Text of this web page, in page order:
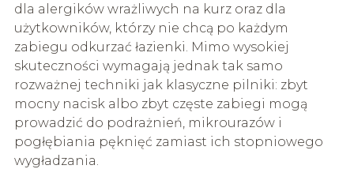
dla alergików wrażliwych na kurz oraz dla
użytkowników, którzy nie chcą po każdym
zabiegu odkurzać łazienki. Mimo wysokiej
skuteczności wymagają jednak tak samo
rozważnej techniki jak klasyczne pilniki: zbyt
mocny nacisk albo zbyt częste zabiegi mogą
prowadzić do podrażnień, mikrourazów i
pogłębiania pęknięć zamiast ich stopniowego
wygładzania.